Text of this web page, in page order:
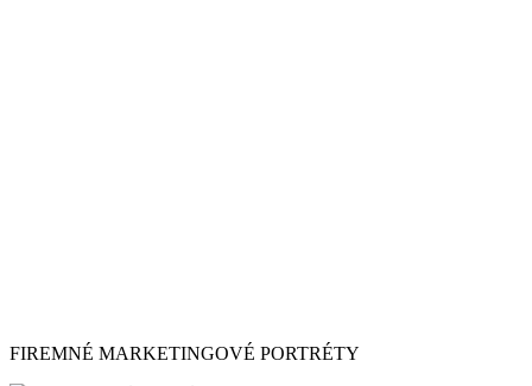
FIREMNÉ MARKETINGOVÉ PORTRÉTY